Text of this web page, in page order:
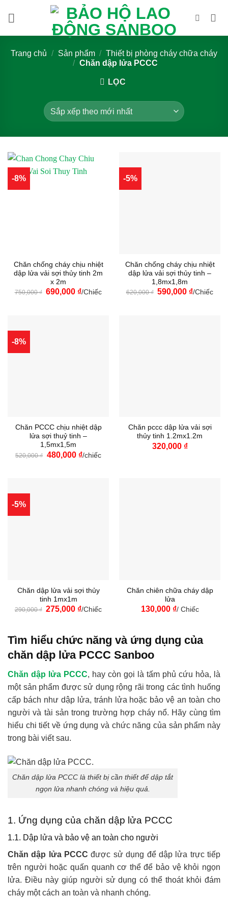
Trang chủ / Sản phẩm / Thiết bị phòng cháy chữa cháy
/ Chăn dập lửa PCCC
LỌC
-8%
Chăn chống cháy chịu nhiệt
dập lửa vải sợi thủy tinh 2m
x 2m
750,000₫ Giá
690,000 ₫Giá
/Chiếc
-5%
Chăn chống cháy chịu nhiệt
dập lửa vải sợi thủy tinh –
1,8mx1,8m
620,000₫ Giá
590,000 ₫Giá
/Chiếc
-8%
Chăn PCCC chịu nhiệt dập
lửa sợi thuỷ tinh –
1,5mx1,5m
520,000₫ Giá
gốc
480,000 ₫Giá
hiện
/chiếc
Chăn pccc dập lửa vải sợi
thủy tinh 1.2mx1.2m
320,000 ₫
-5%
Chăn dập lửa vải sợi thủy
tinh 1mx1m
290,000₫ Giá
275,000 ₫Giá
275,000 ₫.
/Chiếc
Chăn chiên chữa cháy dập
lửa
130,000 ₫/ Chiếc
Tìm hiểu chức năng và ứng dụng của
chăn dập lửa PCCC Sanboo
Chăn dập lửa PCCC, hay còn gọi là tấm phủ cứu hỏa, là
một sản phẩm được sử dụng rộng rãi trong các tình huống
cấp bách như dập lửa, tránh lửa hoặc bảo vệ an toàn cho
người và tài sản trong trường hợp cháy nổ. Hãy cùng tìm
hiểu chi tiết về ứng dụng và chức năng của sản phẩm này
trong bài viết sau.
Chăn dập lửa PCCC là thiết bị cần thiết để dập tắt
ngọn lửa nhanh chóng và hiệu quả.
1. Ứng dụng của chăn dập lửa PCCC
1.1. Dập lửa và bảo vệ an toàn cho người
Chăn dập lửa PCCC được sử dụng để dập lửa trực tiếp
trên người hoặc quấn quanh cơ thể để bảo vệ khỏi ngọn
lửa. Điều này giúp người sử dụng có thể thoát khỏi đám
cháy một cách an toàn và nhanh chóng.